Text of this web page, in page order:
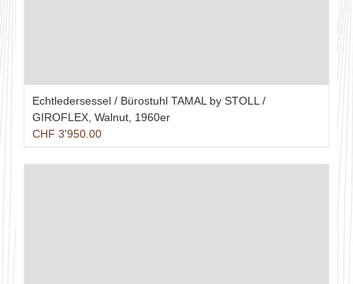
Echtledersessel / Bürostuhl TAMAL by STOLL /
GIROFLEX, Walnut, 1960er
CHF 3'950.00